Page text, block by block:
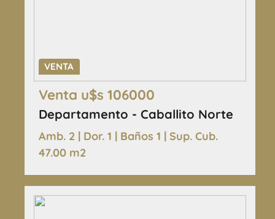
VENTA
Venta u$s 106000
Departamento - Caballito Norte
Amb. 2 | Dor. 1 | Baños 1 | Sup. Cub.
47.00 m2